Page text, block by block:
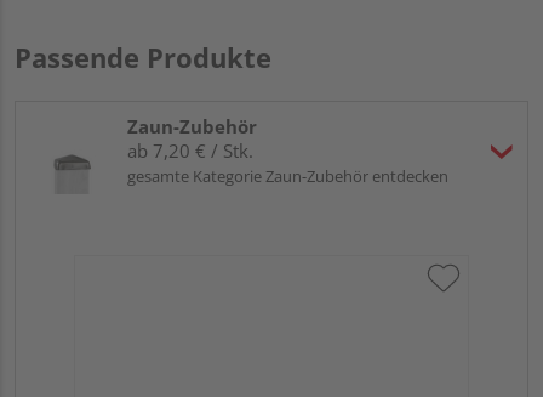
Passende Produkte
Zaun-Zubehör
ab 7,20 € / Stk.
gesamte Kategorie Zaun-Zubehör entdecken